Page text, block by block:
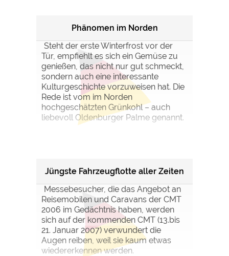
Phänomen im Norden
Steht der erste Winterfrost vor der
Tür, empfiehlt es sich ein Gemüse zu
genießen, das nicht nur gut schmeckt,
sondern auch eine interessante
Kulturgeschichte vorzuweisen hat. Die
Rede ist vom im Norden
hochgeschätzten Grünkohl – auch
liebevoll Oldenburger Palme genannt.
Jüngste Fahrzeugflotte aller Zeiten
Messebesucher, die das Angebot an
Reisemobilen und Caravans der CMT
2006 im Gedächtnis haben, werden
sich auf der kommenden CMT (13.bis
21. Januar 2007) verwundert die
Augen reiben, weil sie kaum etwas
wiedererkennen werden.